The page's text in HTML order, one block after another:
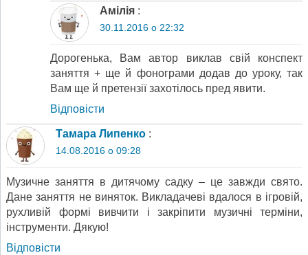
Амілія :
30.11.2016 о 22:32
Дорогенька, Вам автор виклав свій конспект
заняття + ще й фонограми додав до уроку, так
Вам ще й претензії захотілось пред явити.
Відповіcти
Тамара Липенко :
14.08.2016 о 09:28
Музичне заняття в дитячому садку – це завжди свято.
Дане заняття не виняток. Викладачеві вдалося в ігровій,
рухливій формі вивчити і закріпити музичні терміни,
інструменти. Дякую!
Відповіcти